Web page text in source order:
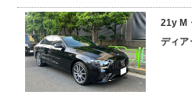
店舗/スタッフ情報
インフォメーション
トップランク・マガジン
21y M
ディア